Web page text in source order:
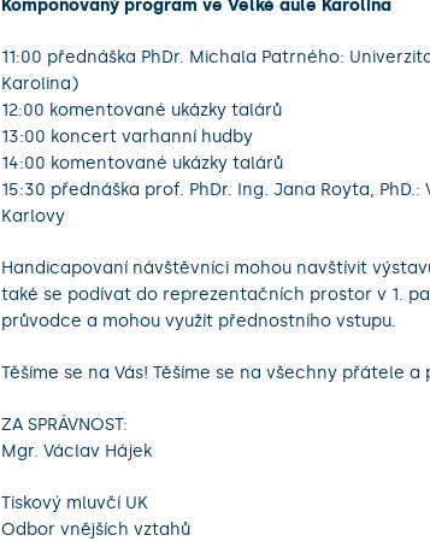
Komponovaný program ve Velké aule Karolina
11:00 přednáška PhDr. Michala Patrného:
Karolina)
12:00 komentované ukázky talárů
13:00 koncert varhanní hudby
14:00 komentované ukázky talárů
15:30 přednáška prof. PhDr. Ing. Jana Royta,
Karlovy
Handicapovaní návštěvníci mohou navštívit
také se podívat do reprezentačních prostor v 1.
průvodce a mohou využít přednostního vstupu.
Těšíme se na Vás! Těšíme se na všechny přátele
ZA SPRÁVNOST:
Mgr. Václav Hájek
Tiskový mluvčí UK
Odbor vnějších vztahů